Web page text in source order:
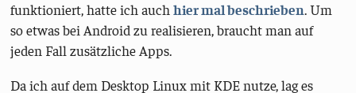
funktioniert, hatte ich auchhier mal beschrieben. Um
so etwas bei Android zu realisieren, braucht man auf
jeden Fall zusätzliche Apps.
Da ich auf dem Desktop Linux mit KDE nutze, lag es